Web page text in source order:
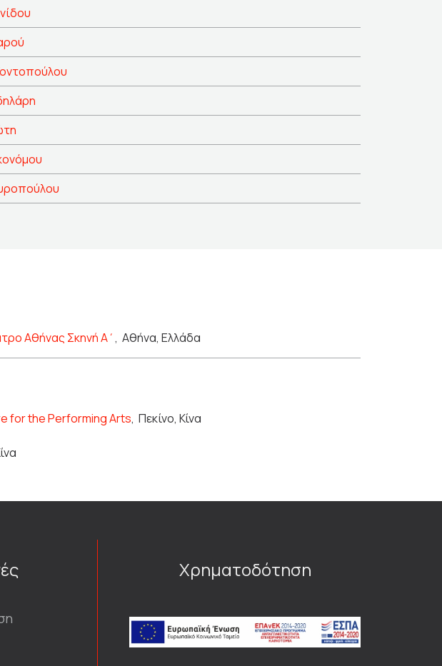
Αθήνας Σκηνή Α΄, Αθήνα, Ελλάδα
for the Ρerforming Αrts, Πεκίνο, Κίνα
Χρηματοδότηση